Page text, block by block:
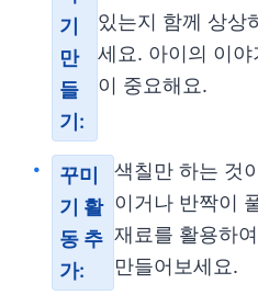
기
만
들
기:
있는지 함께 상상
세요. 아이의 이
이 중요해요.
꾸미
기 활
동 추
가:
색칠만 하는 것
이거나 반짝이
재료를 활용하
만들어보세요.